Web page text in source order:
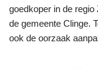
goedkoper in de
de gemeente Clinge.
ook de oorzaak